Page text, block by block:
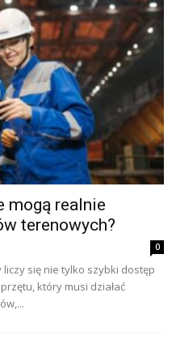
mogą realnie
terenowych?
0
się nie tylko szybki dostęp
który musi działać